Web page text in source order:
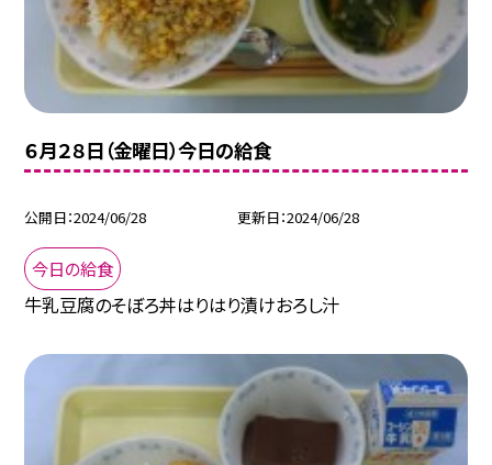
６月２８日（金曜日）今日の給食
公開日 2024/06/28 更新日 2024/06/28
今日の給食
牛乳豆腐のそぼろ丼はりはり漬けおろし汁